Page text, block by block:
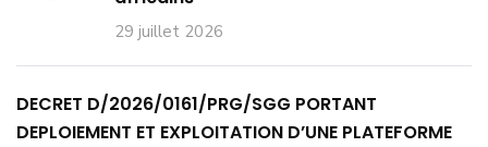
29 juillet 2026
DECRET D/2026/0161/PRG/SGG PORTANT
DEPLOIEMENT ET EXPLOITATION D’UNE PLATEFORME